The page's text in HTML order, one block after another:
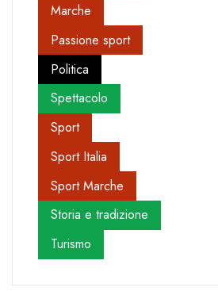
Marche
Passione sport
Politica
Spettacolo
Sport
Sport Italia
Sport Marche
Storia e tradizione
Turismo